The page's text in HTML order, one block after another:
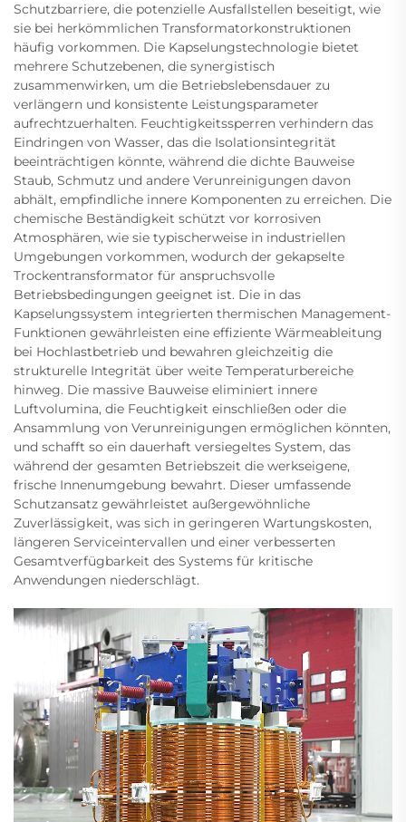
Schutzbarriere, die potenzielle Ausfallstellen beseitigt, wie
sie bei herkömmlichen Transformatorkonstruktionen
häufig vorkommen. Die Kapselungstechnologie bietet
mehrere Schutzebenen, die synergistisch
zusammenwirken, um die Betriebslebensdauer zu
verlängern und konsistente Leistungsparameter
aufrechtzuerhalten. Feuchtigkeitssperren verhindern das
Eindringen von Wasser, das die Isolationsintegrität
beeinträchtigen könnte, während die dichte Bauweise
Staub, Schmutz und andere Verunreinigungen davon
abhält, empfindliche innere Komponenten zu erreichen. Die
chemische Beständigkeit schützt vor korrosiven
Atmosphären, wie sie typischerweise in industriellen
Umgebungen vorkommen, wodurch der gekapselte
Trockentransformator für anspruchsvolle
Betriebsbedingungen geeignet ist. Die in das
Kapselungssystem integrierten thermischen Management-
Funktionen gewährleisten eine effiziente Wärmeableitung
bei Hochlastbetrieb und bewahren gleichzeitig die
strukturelle Integrität über weite Temperaturbereiche
hinweg. Die massive Bauweise eliminiert innere
Luftvolumina, die Feuchtigkeit einschließen oder die
Ansammlung von Verunreinigungen ermöglichen könnten,
und schafft so ein dauerhaft versiegeltes System, das
während der gesamten Betriebszeit die werkseigene,
frische Innenumgebung bewahrt. Dieser umfassende
Schutzansatz gewährleistet außergewöhnliche
Zuverlässigkeit, was sich in geringeren Wartungskosten,
längeren Serviceintervallen und einer verbesserten
Gesamtverfügbarkeit des Systems für kritische
Anwendungen niederschlägt.